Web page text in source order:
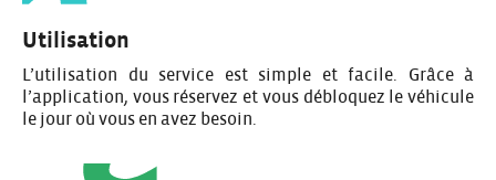
Utilisation
L’utilisation du service est simple et facile. Grâce à
l’application, vous réservez et vous débloquez le véhicule
le jour où vous en avez besoin.